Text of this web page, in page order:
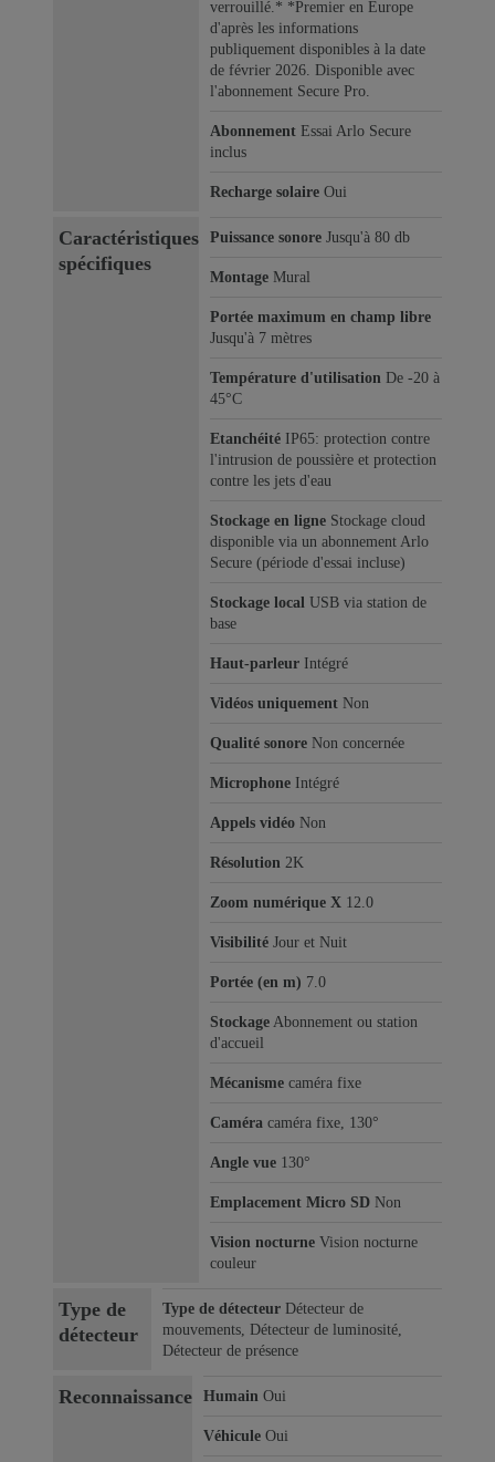
verrouillé.* *Premier en Europe
d'après les informations
publiquement disponibles à la date
de février 2026. Disponible avec
l'abonnement Secure Pro.
Abonnement Essai Arlo Secure
inclus
Recharge solaire Oui
Caractéristiques
spécifiques
Puissance sonore Jusqu'à 80 db
Montage Mural
Portée maximum en champ libre
Jusqu'à 7 mètres
Température d'utilisation De -20 à
45°C
Etanchéité IP65: protection contre
l'intrusion de poussière et protection
contre les jets d'eau
Stockage en ligne Stockage cloud
disponible via un abonnement Arlo
Secure (période d'essai incluse)
Stockage local USB via station de
base
Haut-parleur Intégré
Vidéos uniquement Non
Qualité sonore Non concernée
Microphone Intégré
Appels vidéo Non
Résolution 2K
Zoom numérique X 12.0
Visibilité Jour et Nuit
Portée (en m) 7.0
Stockage Abonnement ou station
d'accueil
Mécanisme caméra fixe
Caméra caméra fixe, 130°
Angle vue 130°
Emplacement Micro SD Non
Vision nocturne Vision nocturne
couleur
Type de
détecteur
Type de détecteur Détecteur de
mouvements, Détecteur de luminosité,
Détecteur de présence
Reconnaissance Humain Oui
Véhicule Oui